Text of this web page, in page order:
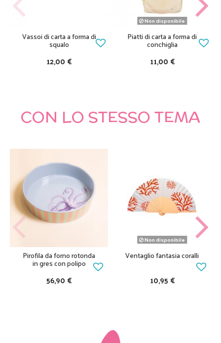
Vassoi di carta a forma di
squalo
12,00 €
Non disponibile
Piatti di carta a forma di
conchiglia
11,00 €
CON LO STESSO TEMA
Pirofila da forno rotonda
in gres con polipo
56,90 €
Non disponibile
Ventaglio fantasia coralli
10,95 €